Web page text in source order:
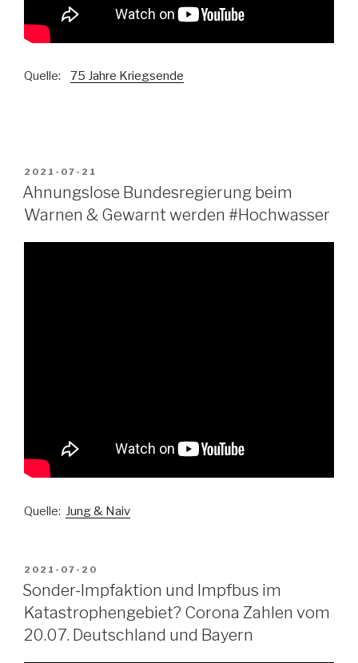
Quelle: 75 Jahre Kriegsende
VERÖFFENTLICHT
AM
2021-07-21
Ahnungslose Bundesregierung beim
Warnen & Gewarnt werden #Hochwasser
Quelle: Jung & Naiv
VERÖFFENTLICHT
AM
2021-07-20
Sonder-Impfaktion und Impfbus im
Katastrophengebiet? Corona Zahlen vom
20.07. Deutschland und Bayern